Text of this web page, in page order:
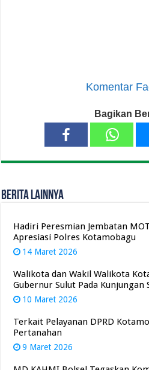
Komentar
Bagikan
Berita Lainnya
Hadiri Peresmian Jembatan
Apresiasi Polres Kotamobagu
14 Maret 2026
Walikota dan Wakil Walikota
Gubernur Sulut Pada Kunjungan
10 Maret 2026
Terkait Pelayanan DPRD
Pertanahan
9 Maret 2026